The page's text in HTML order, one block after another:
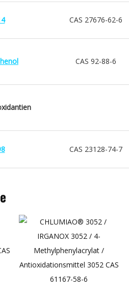
CAS 27676-62-6
CAS 92-88-6
CAS 23128-74-7